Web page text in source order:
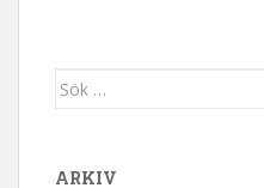
Sök efter:
ARKIV